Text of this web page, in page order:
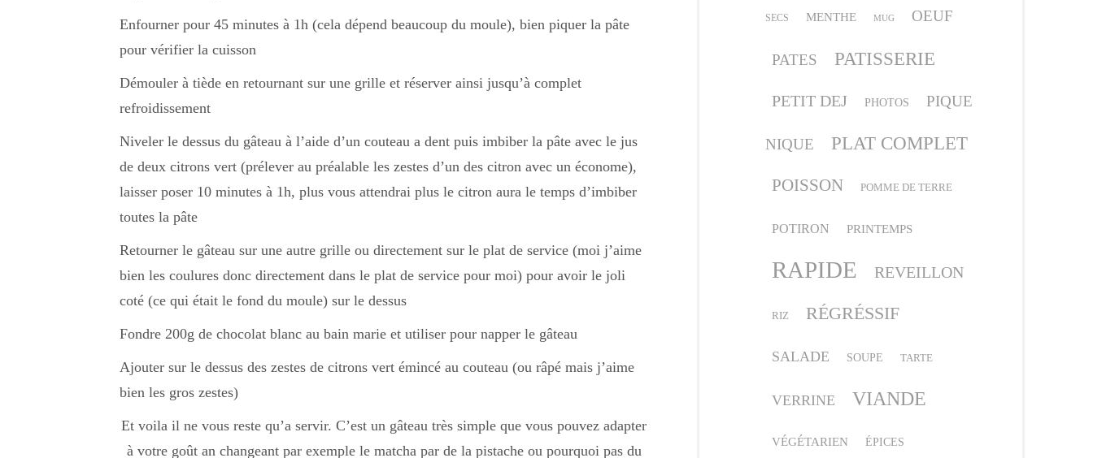
Enfourner pour 45 minutes à 1h (cela dépend beaucoup du moule), bien piquer la pâte
pour vérifier la cuisson
Démouler à tiède en retournant sur une grille et réserver ainsi jusqu’à complet
refroidissement
Niveler le dessus du gâteau à l’aide d’un couteau a dent puis imbiber la pâte avec le jus
de deux citrons vert (prélever au préalable les zestes d’un des citron avec un économe),
laisser poser 10 minutes à 1h, plus vous attendrai plus le citron aura le temps d’imbiber
toutes la pâte
Retourner le gâteau sur une autre grille ou directement sur le plat de service (moi j’aime
bien les coulures donc directement dans le plat de service pour moi) pour avoir le joli
coté (ce qui était le fond du moule) sur le dessus
Fondre 200g de chocolat blanc au bain marie et utiliser pour napper le gâteau
Ajouter sur le dessus des zestes de citrons vert émincé au couteau (ou râpé mais j’aime
bien les gros zestes)
Et voila il ne vous reste qu’a servir. C’est un gâteau très simple que vous pouvez adapter
à votre goût an changeant par exemple le matcha par de la pistache ou pourquoi pas du
SECS MENTHE MUG OEUF
PATES PATISSERIE
PETIT DEJ PHOTOS PIQUE
NIQUE PLAT COMPLET
POISSON POMME DE TERRE
POTIRON PRINTEMPS
RAPIDE REVEILLON
RIZ RÉGRÉSSIF
SALADE SOUPE TARTE
VERRINE VIANDE
VÉGÉTARIEN ÉPICES